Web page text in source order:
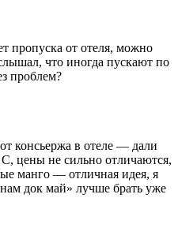
пропуска от отеля, можно
что иногда пускают по
проблем?
консьержа в отеле — дали
цены не сильно отличаются,
манго — отличная идея, я
док май» лучше брать уже